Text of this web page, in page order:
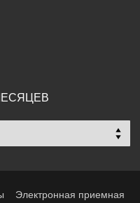
Электронная приемная